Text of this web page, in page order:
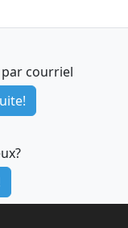
courriel